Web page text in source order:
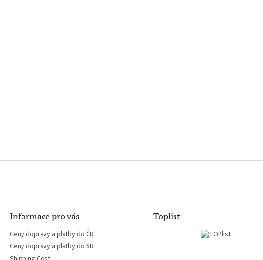
Informace pro vás
Ceny dopravy a platby do ČR
Ceny dopravy a platby do SR
Toplist